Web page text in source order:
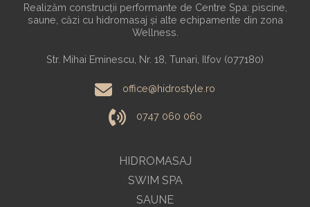
HIDROMASAJ
SWIM SPA
SAUNE
Realizăm construcții performante de Centre Spa: piscine,
saune, căzi cu hidromasaj și alte echipamente din zona
Wellness.
Str. Mihai Eminescu, Nr. 18, Tunari, Ilfov (077180)
office@hidrostyle.ro
0747 060 060